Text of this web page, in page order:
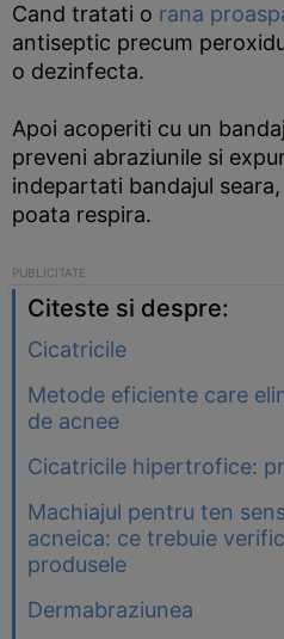
Cand tratati o rana
antiseptic precum
o dezinfecta.
Apoi acoperiti cu un
preveni abraziunile si
indepartati bandajul
poata respira.
Citeste si despre:
Cicatricile
Metode eficiente care
de acnee
Cicatricile hipertrofice:
Machiajul pentru ten
acneica: ce trebuie
produsele
Dermabraziunea